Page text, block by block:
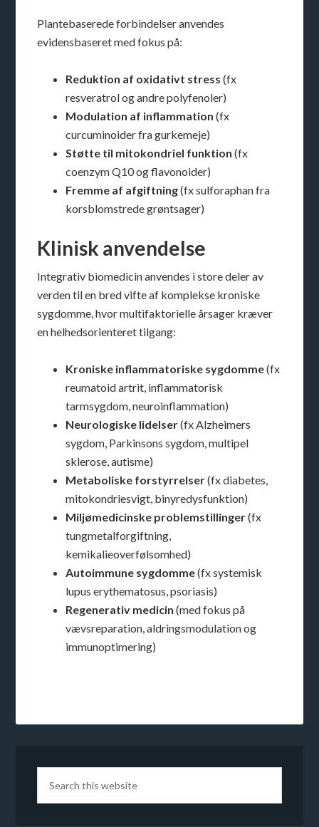
Plantebaserede forbindelser anvendes
evidensbaseret med fokus på:
Reduktion af oxidativt stress (fx
resveratrol og andre polyfenoler)
Modulation af inflammation (fx
curcuminoider fra gurkemeje)
Støtte til mitokondriel funktion (fx
coenzym Q10 og flavonoider)
Fremme af afgiftning(fx sulforaphan fra
korsblomstrede grøntsager)
Klinisk anvendelse
Integrativ biomedicin anvendes i store deler av
verden til en bred vifte af komplekse kroniske
sygdomme, hvor multifaktorielle årsager kræver
en helhedsorienteret tilgang:
Kroniske inflammatoriske sygdomme(fx
reumatoid artrit, inflammatorisk
tarmsygdom, neuroinflammation)
Neurologiske lidelser(fx Alzheimers
sygdom, Parkinsons sygdom, multipel
sklerose, autisme)
Metaboliske forstyrrelser(fx diabetes,
mitokondriesvigt, binyredysfunktion)
Miljømedicinske problemstillinger(fx
tungmetalforgiftning,
kemikalieoverfølsomhed)
Autoimmune sygdomme(fx systemisk
lupus erythematosus, psoriasis)
Regenerativ medicin (med fokus på
vævsreparation, aldringsmodulation og
immunoptimering)